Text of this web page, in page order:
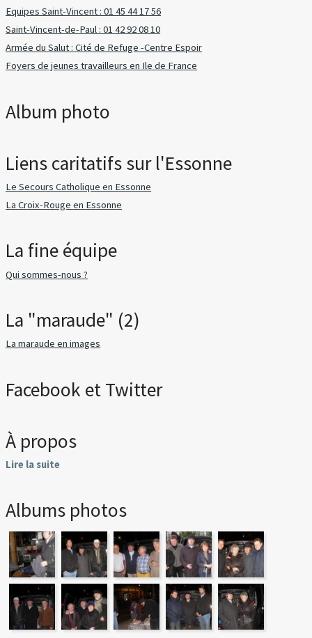
Equipes Saint-Vincent : 01 45 44 17 56
Saint-Vincent-de-Paul : 01 42 92 08 10
Armée du Salut : Cité de Refuge -Centre Espoir
Foyers de jeunes travailleurs en Ile de France
Album photo
Liens caritatifs sur l'Essonne
Le Secours Catholique en Essonne
La Croix-Rouge en Essonne
La fine équipe
Qui sommes-nous ?
La "maraude" (2)
La maraude en images
Facebook et Twitter
À propos
Lire la suite
Albums photos